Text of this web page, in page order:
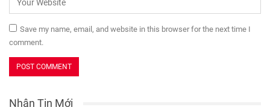
Save my name, email, and website in this browser for the next time I
comment.
Nhận Tin Mới